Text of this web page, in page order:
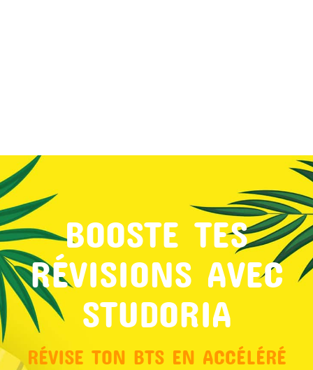
BOOSTE TES
RÉVISIONS AVEC
STUDORIA
RÉVISE TON BTS EN ACCÉLÉRÉ